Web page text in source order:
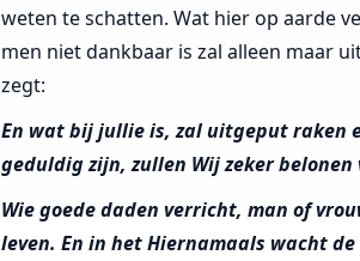
weten te schatten. Wat hier op aarde
men niet dankbaar is zal alleen maar
zegt:
En wat bij jullie is, zal uitgeput raken
geduldig zijn, zullen Wij zeker
Wie goede daden verricht, man of
leven. En in het Hiernamaals wacht